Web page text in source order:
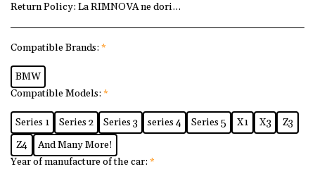
Return Policy: La RIMNOVA ne dorim ca fiecare client
Compatible Brands: *
BMW
Compatible Models: *
Series 1 Series 2 Series 3 series 4 Series 5 X1 X3
Z3
Z4
And Many More!
Year of manufacture of the car: *